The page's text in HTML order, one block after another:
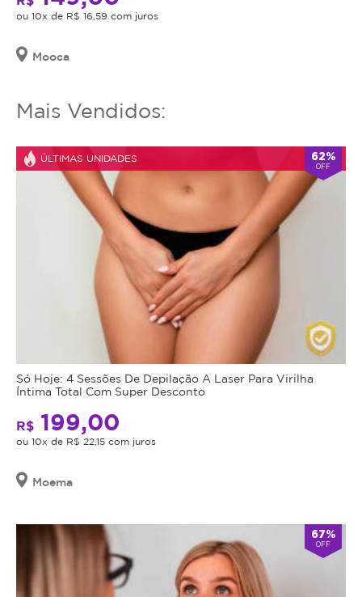
ou 10x de R$ 16,59 com juros
Mooca
Mais Vendidos:
ÚLTIMAS UNIDADES 62%
OFF
Só Hoje: 4 Sessões De Depilação A Laser Para Virilha
Íntima Total Com Super Desconto
R$ 199,00
ou 10x de R$ 22,15 com juros
Moema
67%
OFF